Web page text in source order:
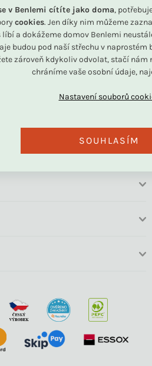
v Benlemi cítíte jako doma,
cookies. Jen díky nim můžeme
líbí a dokážeme domov Benlemi
budou pod naší střechu v naprostém
zároveň kdykoliv odvolat, stačí nám
chráníme vaše osobní údaje,
SOUHLASÍM
ODESLAT
spodmínkami ochrany osobních
údajů